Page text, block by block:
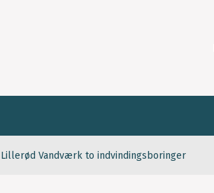
Vandværk to indvindingsboringer